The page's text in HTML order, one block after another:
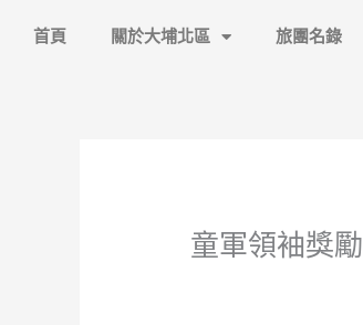
首頁 關於大埔北區 旅團名錄
童軍領袖獎勵